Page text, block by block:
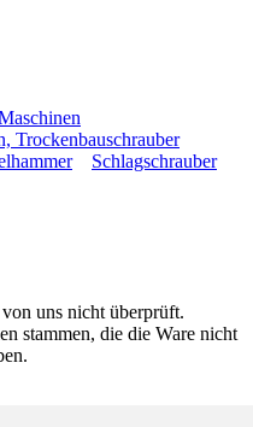
Trockenbauschrauber
Schlagschrauber
uns nicht überprüft.
stammen, die die Ware nicht